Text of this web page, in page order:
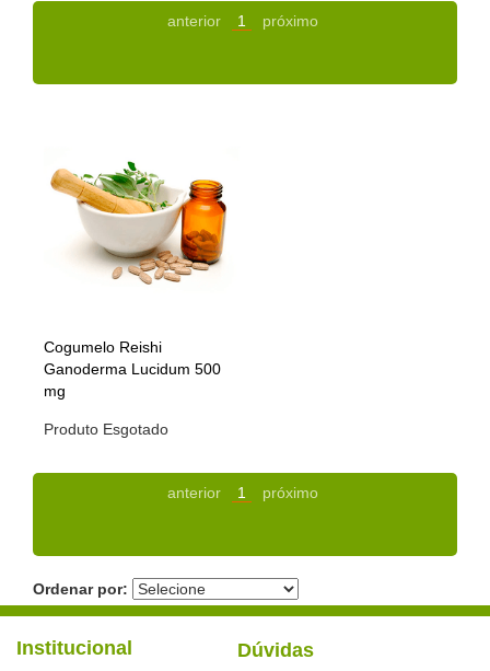
anterior 1 próximo
Cogumelo Reishi
Ganoderma Lucidum 500
mg
Produto Esgotado
anterior 1 próximo
Ordenar por:
Institucional Dúvidas